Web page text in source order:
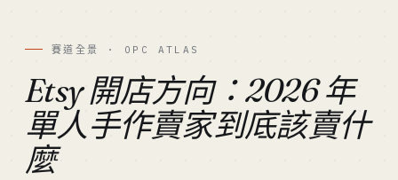
賽道全景 · OPC ATLAS
Etsy 開店方向：2026 年
單人手作賣家到底該賣什
麼